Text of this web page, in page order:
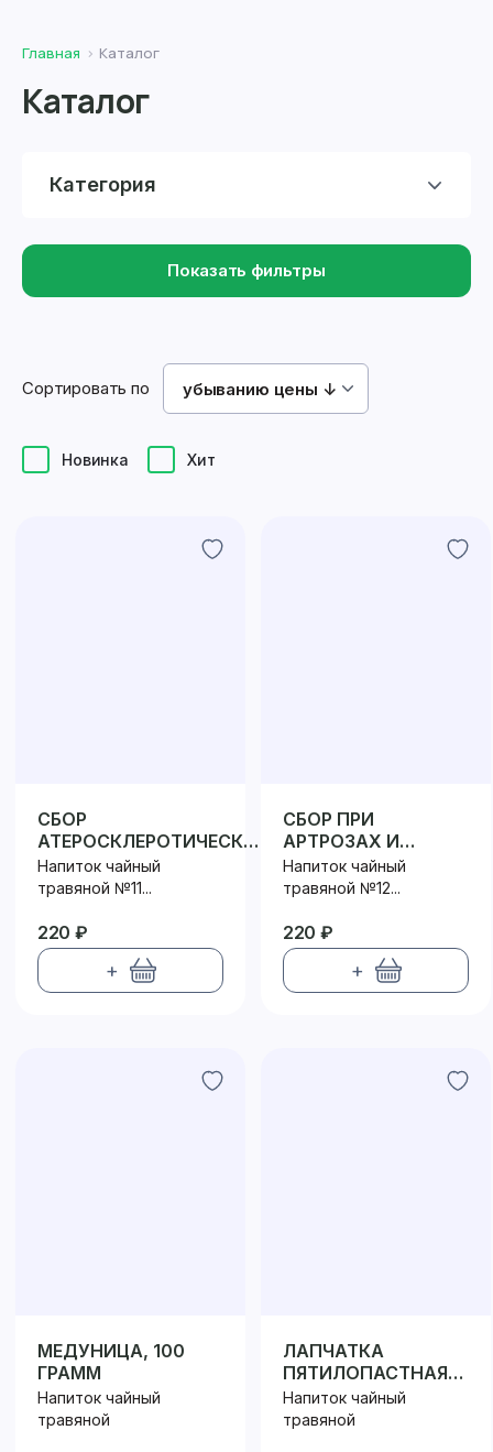
Главная Каталог
Каталог
Категория
Показать фильтры
Новинка Хит
Сортировать по убыванию цены ↓
СБОР
АТЕРОСКЛЕРОТИЧЕСКИЙ
№11 ФИЛЬТР-ПАКЕТ
Напиток чайный
травяной №11...
220 ₽
+
СБОР ПРИ
АРТРОЗАХ И
АРТРИТАХ №12
ФИЛЬТР-ПАКЕТ
Напиток чайный
травяной №12...
220 ₽
+
МЕДУНИЦА, 100
ГРАММ
Напиток чайный
травяной
ЛАПЧАТКА
ПЯТИЛОПАСТНАЯ
(КУРИЛЬСКИЙ ЧАЙ)
Напиток чайный
травяной